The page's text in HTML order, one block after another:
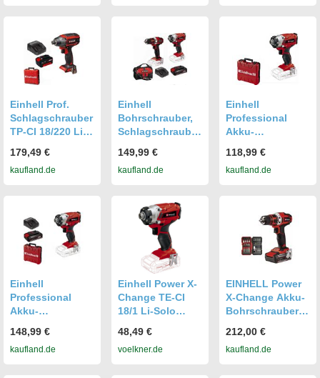
Akkus 0 Li-Ion
ohne Ladegerät,
ohne Akku
Ladegerät
L:13,2cm,
Schrauber, ohne
Akku und
Ladegerät
Einhell Prof.
Schlagschrauber
TP-CI 18/220 Li
Ladegerät Koffer
179,49 €
kaufland.de
Einhell
Bohrschrauber,
Schlagschrauber
Ladegerät,
Tasche
149,99 €
kaufland.de
Einhell
Professional
Akku-
TP-CI 18 Li BL-
Koffer,(ohne
118,99 €
kaufland.de
Einhell
Professional
Akku-
TP-CI 18 Li BL-
Koffer, Akku 2,5
148,99 €
kaufland.de
Einhell Power X-
Change TE-CI
18/1 Li-Solo
Schlagschrauber
140 Nm 18V
48,49 €
voelkner.de
EINHELL Power
X-Change Akku-
Bohrschrauber
18Volt, (1x
212,00 €
kaufland.de